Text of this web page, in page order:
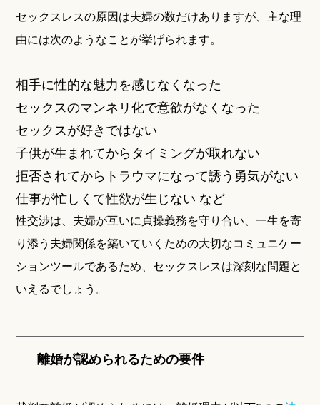
セックスレスの原因は夫婦の数だけありますが、主な理
由には次のようなことが挙げられます。
相手に性的な魅力を感じなくなった
セックスのマンネリ化で意欲がなくなった
セックスが好きではない
子供が生まれてからタイミングが取れない
拒否されてからトラウマになって誘う勇気がない
仕事が忙しくて性欲が生じない など
性交渉は、夫婦が互いに貞操義務を守り合い、一生を寄
り添う夫婦関係を築いていくための大切なコミュニケー
ションツールであるため、セックスレスは深刻な問題と
いえるでしょう。
離婚が認められるための要件